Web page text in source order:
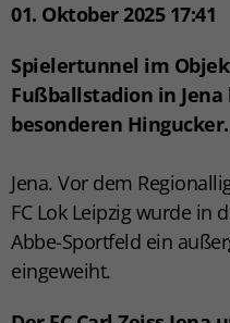
01. Oktober 2025 17:41
Spielertunnel im
Fußballstadion in
besonderen Hingucker.
Jena. Vor dem
FC Lok Leipzig wurde in
Abbe-Sportfeld ein
eingeweiht.